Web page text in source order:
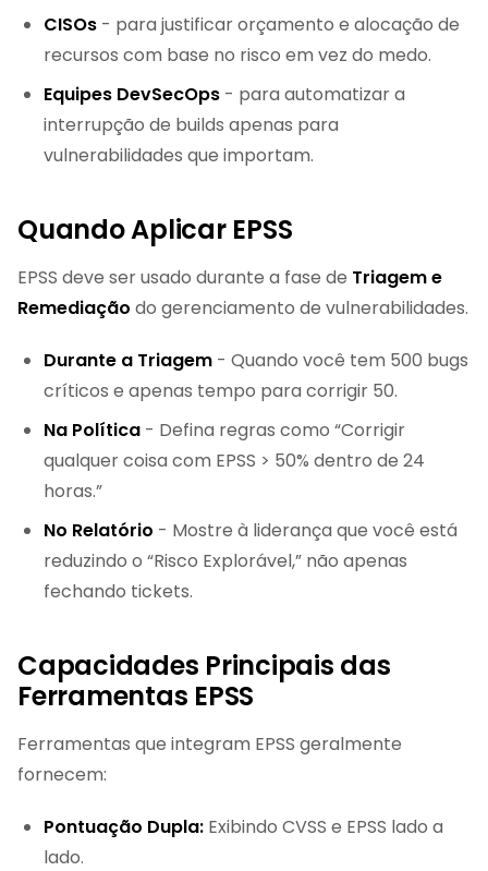
CISOs - para justificar orçamento e alocação de
recursos com base no risco em vez do medo.
Equipes DevSecOps - para automatizar a
interrupção de builds apenas para
vulnerabilidades que importam.
Quando Aplicar EPSS
EPSS deve ser usado durante a fase de Triagem e
Remediação do gerenciamento de vulnerabilidades.
Durante a Triagem - Quando você tem 500 bugs
críticos e apenas tempo para corrigir 50.
Na Política - Defina regras como “Corrigir
qualquer coisa com EPSS > 50% dentro de 24
horas.”
No Relatório - Mostre à liderança que você está
reduzindo o “Risco Explorável,” não apenas
fechando tickets.
Capacidades Principais das
Ferramentas EPSS
Ferramentas que integram EPSS geralmente
fornecem:
Pontuação Dupla: Exibindo CVSS e EPSS lado a
lado.